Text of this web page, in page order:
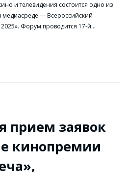
и телевидения состоится одно из
— Всероссийский
Форум проводится 17-й…
прием заявок
кинопремии